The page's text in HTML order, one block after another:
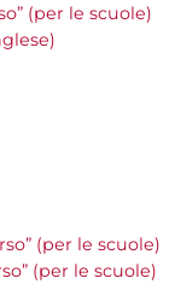
(per le scuole)
(per le scuole)
(per le scuole)